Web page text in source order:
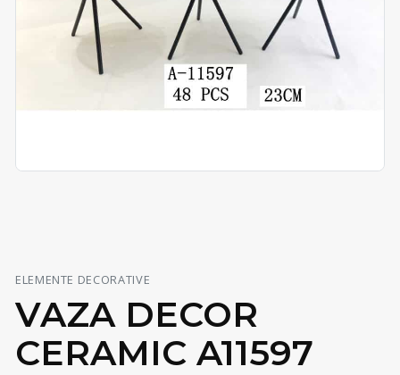
ELEMENTE DECORATIVE
VAZA DECOR
CERAMIC A11597